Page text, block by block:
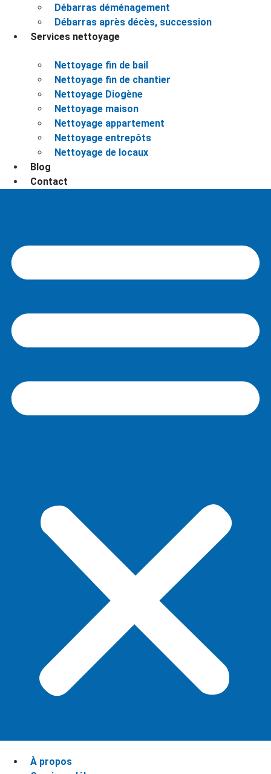
Débarras déménagement
Débarras après décès, succession
Services nettoyage
Nettoyage fin de bail
Nettoyage fin de chantier
Nettoyage Diogène
Nettoyage maison
Nettoyage appartement
Nettoyage entrepôts
Nettoyage de locaux
Blog
Contact
À propos